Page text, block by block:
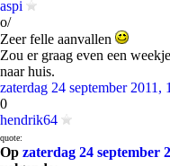
aspi
o/
Zeer felle aanvallen
Zou er graag even een
naar huis.
zaterdag 24 september 2011,
0
hendrik64
quote:
Op zaterdag 24 september